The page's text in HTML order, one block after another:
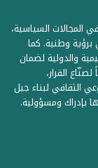
المجالات السياسية،
برؤية وطنية. كما
والدولية لضمان
القرار،
الثقافي لبناء جيل
بإدراك ومسؤولية.